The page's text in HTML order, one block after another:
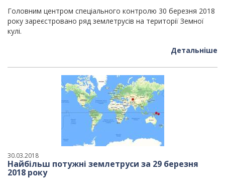
Головним центром спеціального контролю 30 березня 2018
року зареєстровано ряд землетрусів на території Земної
кулі.
Детальніше
30.03.2018
Найбільш потужні землетруси за 29 березня
2018 року